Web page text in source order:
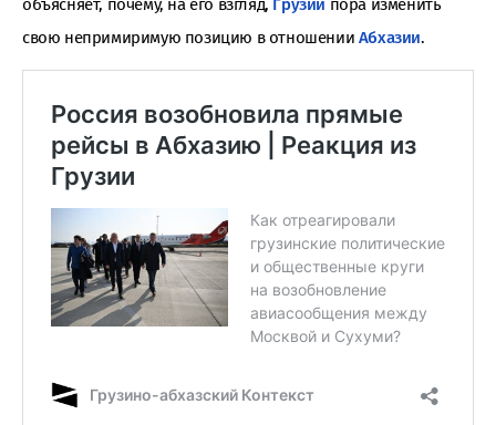
объясняет, почему, на его взгляд, Грузии пора изменить
свою непримиримую позицию в отношении Абхазии.